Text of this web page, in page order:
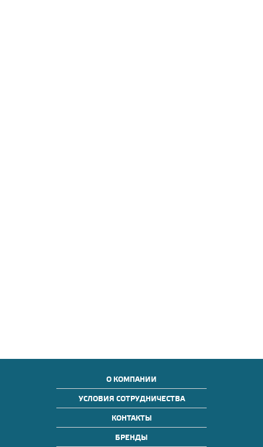
О КОМПАНИИ
УСЛОВИЯ СОТРУДНИЧЕСТВА
КОНТАКТЫ
БРЕНДЫ